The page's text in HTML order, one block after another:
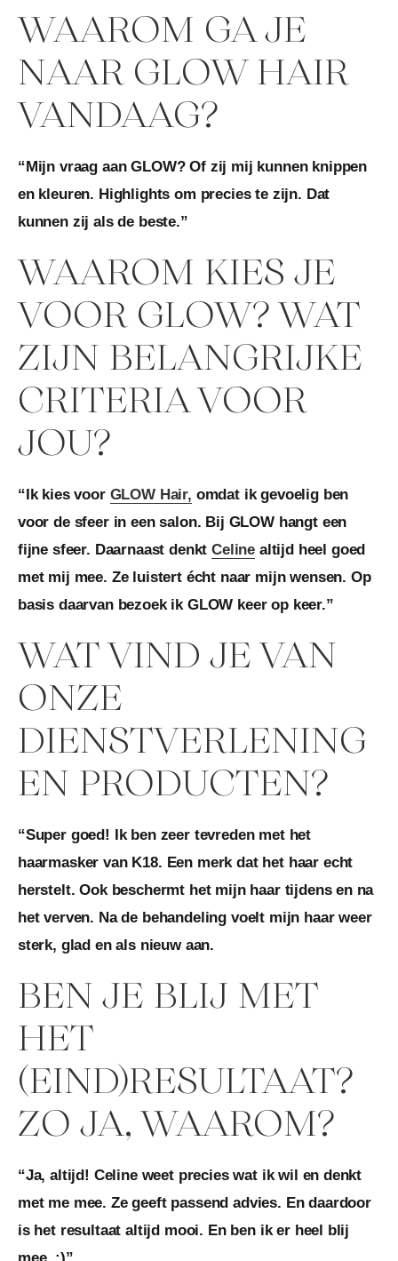
WAAROM GA JE
NAAR GLOW HAIR
VANDAAG?
“Mijn vraag aan GLOW? Of zij mij kunnen knippen
en kleuren. Highlights om precies te zijn. Dat
kunnen zij als de beste.”
WAAROM KIES JE
VOOR GLOW? WAT
ZIJN BELANGRIJKE
CRITERIA VOOR
JOU?
“Ik kies voor GLOW Hair, omdat ik gevoelig ben
voor de sfeer in een salon. Bij GLOW hangt een
fijne sfeer. Daarnaast denktCeline altijd heel goed
met mij mee. Ze luistert écht naar mijn wensen. Op
basis daarvan bezoek ik GLOW keer op keer.”
WAT VIND JE VAN
ONZE
DIENSTVERLENING
EN PRODUCTEN?
“Super goed! Ik ben zeer tevreden met het
haarmasker van K18. Een merk dat het haar echt
herstelt. Ook beschermt het mijn haar tijdens en na
het verven. Na de behandeling voelt mijn haar weer
sterk, glad en als nieuw aan.
BEN JE BLIJ MET
HET
(EIND)RESULTAAT?
ZO JA, WAAROM?
“Ja, altijd! Celine weet precies wat ik wil en denkt
met me mee. Ze geeft passend advies. En daardoor
is het resultaat altijd mooi. En ben ik er heel blij